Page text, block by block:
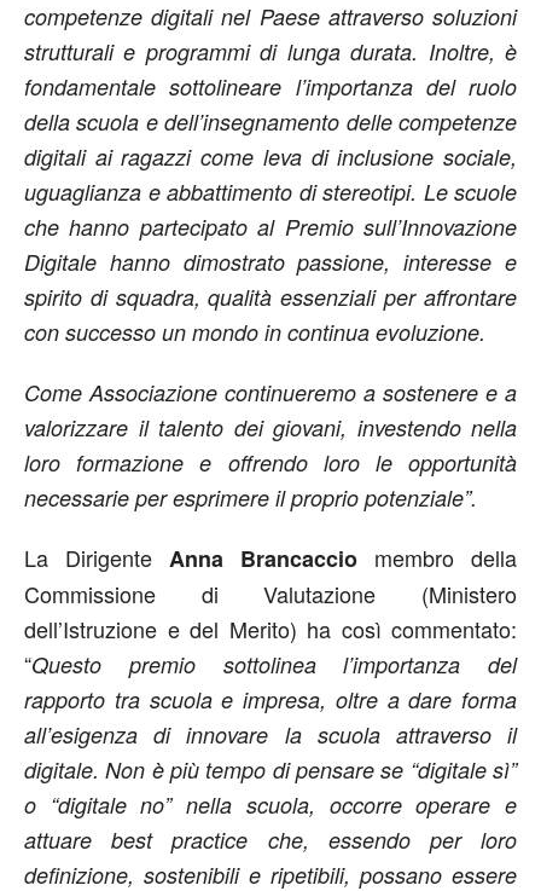
competenze digitali nel Paese attraverso soluzioni
strutturali e programmi di lunga durata. Inoltre, è
fondamentale sottolineare l’importanza del ruolo
della scuola e dell’insegnamento delle competenze
digitali ai ragazzi come leva di inclusione sociale,
uguaglianza e abbattimento di stereotipi. Le scuole
che hanno partecipato al Premio sull’Innovazione
Digitale hanno dimostrato passione, interesse e
spirito di squadra, qualità essenziali per affrontare
con successo un mondo in continua evoluzione.
Come Associazione continueremo a sostenere e a
valorizzare il talento dei giovani, investendo nella
loro formazione e offrendo loro le opportunità
necessarie per esprimere il proprio potenziale”.
La Dirigente Anna Brancaccio membro della
Commissione di Valutazione (Ministero
dell’Istruzione e del Merito) ha così commentato:
“Questo premio sottolinea l’importanza del
rapporto tra scuola e impresa, oltre a dare forma
all’esigenza di innovare la scuola attraverso il
digitale. Non è più tempo di pensare se “digitale sì”
o “digitale no” nella scuola, occorre operare e
attuare best practice che, essendo per loro
definizione, sostenibili e ripetibili, possano essere